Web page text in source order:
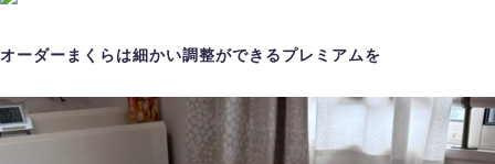
オーダーまくらは細かい調整ができるプレミアムを